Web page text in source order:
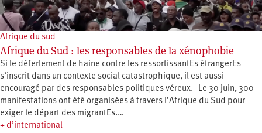
Afrique du sud
Afrique du Sud : les responsables de la xénophobie
Si le déferlement de haine contre les ressortissantEs étrangerEs
s’inscrit dans un contexte social catastrophique, il est aussi
encouragé par des responsables politiques véreux. Le 30 juin, 300
manifestations ont été organisées à travers l’Afrique du Sud pour
exiger le départ des migrantEs.…
+ d’international